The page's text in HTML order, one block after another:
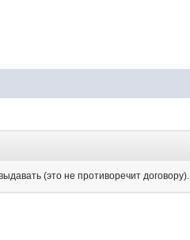
(это не противоречит договору).